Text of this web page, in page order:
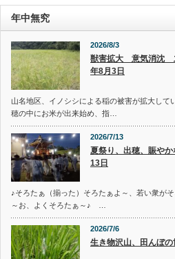
年中無究
2026/8/3
獣害拡大 意気消沈
年8月3日
山名地区、イノシシによる稲の被害が拡大して
穂の中にお米が出来始め、指…
2026/7/13
夏祭り、出穂、賑や
13日
♪そろたぁ（揃った）そろたぁよ～、若い衆が
～お、よくそろたぁ～♪ …
2026/7/6
生き物沢山、田んぼ